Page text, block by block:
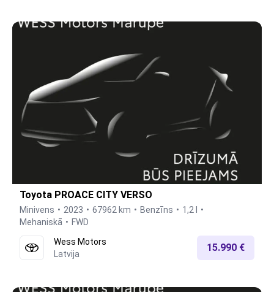
Toyota PROACE CITY VERSO
Minivens 2023 67962 km Benzīns
1,2 l
Mehaniskā
FWD
Wess Motors
Latvija
15.990 €